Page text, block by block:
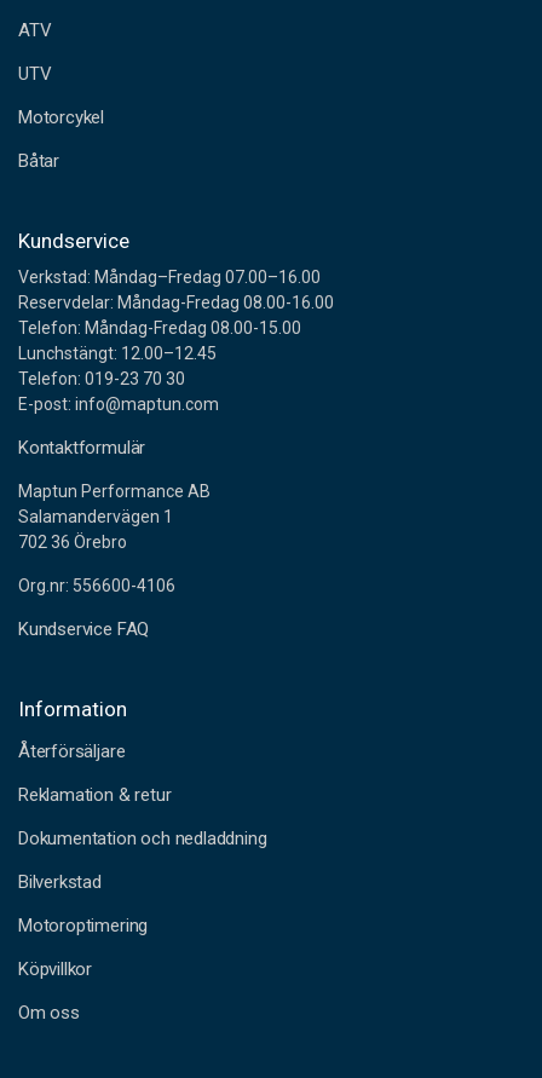
s
s
ATV
UTV
Motorcykel
Båtar
Kundservice
Verkstad: Måndag–Fredag 07.00–16.00
Reservdelar: Måndag-Fredag 08.00-16.00
Telefon: Måndag-Fredag 08.00-15.00
Lunchstängt: 12.00–12.45
Telefon: 019-23 70 30
E-post: info@maptun.com
Kontaktformulär
Maptun Performance AB
Salamandervägen 1
702 36 Örebro
Org.nr: 556600-4106
Kundservice FAQ
Information
Återförsäljare
Reklamation & retur
Dokumentation och nedladdning
Bilverkstad
Motoroptimering
Köpvillkor
Om oss